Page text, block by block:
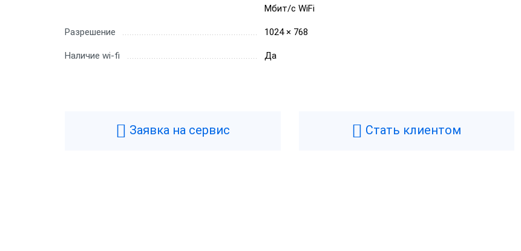
Мбит/с WiFi
Разрешение 1024 × 768
Наличие wi-fi Да
Заявка на сервис Стать клиентом